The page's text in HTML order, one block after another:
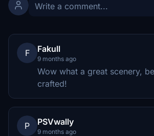
F Fakull
9 months ago
Wow what a great scenery,
crafted!
P PSVwally
9 months ago